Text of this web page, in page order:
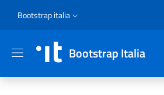
Slim top
Bootstrap italia
Bootstrap Italia